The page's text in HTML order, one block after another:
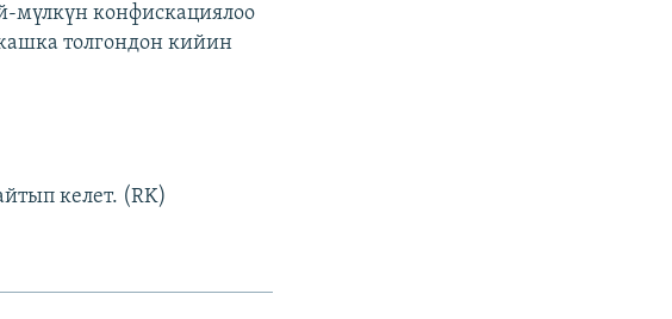
конфискациялоо
толгондон кийин
келет. (RK)